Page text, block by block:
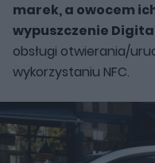
marek, a owocem
wypuszczenie
obsługi otwierania/
wykorzystaniu NFC.